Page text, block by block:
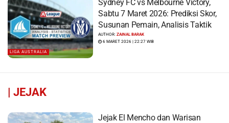
LIGA AUSTRALIA
Sydney FC vs Melbourne Victory,
Sabtu 7 Maret 2026: Prediksi Skor,
Susunan Pemain, Analisis Taktik
AUTHOR:ZAINAL BARAK
6 MARET 2026 | 22:27 WIB
| JEJAK
Jejak El Mencho dan Warisan